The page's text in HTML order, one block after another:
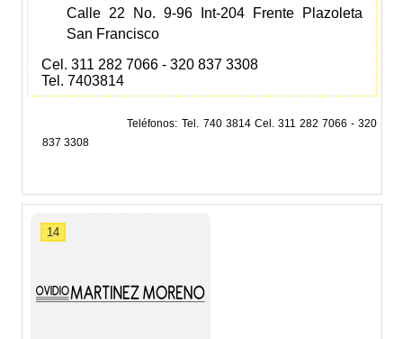
Calle 22 No. 9-96 Int-204 Frente Plazoleta
San Francisco
Cel. 311 282 7066 - 320 837 3308
Tel. 7403814
Teléfonos
Tel. 740 3814 Cel. 311 282 7066 - 320
837 3308
14